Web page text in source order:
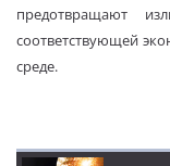
предотвращают
соответствующей
среде.